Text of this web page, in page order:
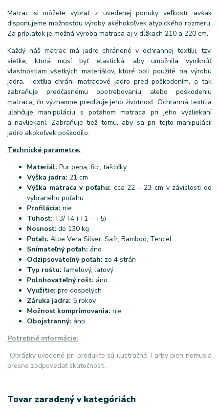
Matrac si môžete vybrať z uvedenej ponuky veľkostí, avšak
disponujeme možnosťou výroby akéhokoľvek atypického rozmeru.
Za príplatok je možná výroba matraca aj v dĺžkach 210 a 220 cm.
Každý náš matrac má jadro chránené v ochrannej textílii, tzv.
sieťke, ktorá musí byť elastická, aby umožnila vyniknúť
vlastnostiam všetkých materiálov, ktoré boli použité na výrobu
jadra. Textília chráni matracové jadro pred poškodením, a tak
zabraňuje predčasnému opotrebovaniu alebo poškodeniu
matraca, čo významne predlžuje jeho životnosť. Ochranná textília
uľahčuje manipuláciu s poťahom matraca pri jeho vyzliekaní
a navliekaní. Zabraňuje tiež tomu, aby sa pri tejto manipulácii
jadro akokoľvek poškodilo.
Technické parametre:
Materiál: Pur pena, filc, taštičky
Výška jadra: 21 cm
Výška matraca v poťahu: cca 22 – 23 cm v závislosti od
vybraného poťahu
Profilácia: nie
Tuhosť: T3/T4 (T1 – T5)
Nosnosť: do 130 kg
Poťah: Aloe Vera Silver, Safr, Bamboo, Tencel
Snímateľný poťah: áno
Odzipsovateľný poťah: zo 4 strán
Typ roštu: lamelový, latový
Polohovateľný rošt: áno
Využitie: pre dospelých
Záruka jadra: 5 rokov
Možnosť komprimovania: nie
Obojstranný: áno
Potrebné informácie:
Obrázky uvedené pri produkte sú ilustračné. Farby pien nemusia
presne zodpovedať skutočnosti.
Tovar zaradený v kategóriách